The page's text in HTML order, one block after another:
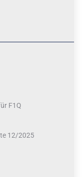
F1Q
12/2025